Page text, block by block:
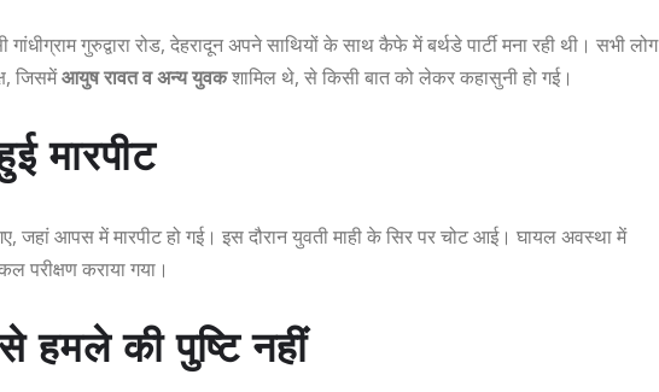
गांधीग्राम गुरुद्वारा रोड, देहरादून अपने साथियों के साथ कैफे में बर्थडे पार्टी मना रही थी। सभी लोग
जिसमेंआयुष रावत व अन्य युवकशामिल थे, से किसी बात को लेकर कहासुनी हो गई।
मारपीट
आपस में मारपीट हो गई। इस दौरान युवती माही के सिर पर चोट आई। घायल अवस्था में
परीक्षण कराया गया।
हमले की पुष्टि नहीं